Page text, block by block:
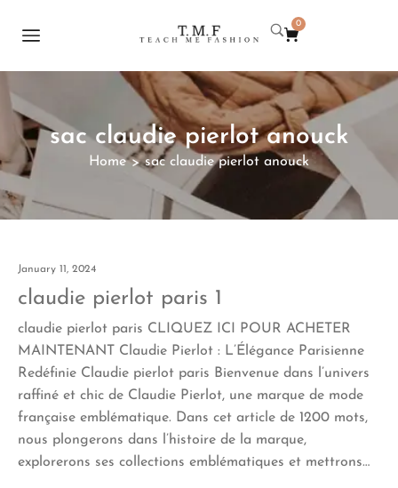
0
sac claudie pierlot anouck
Home > sac claudie pierlot anouck
January 11, 2024
claudie pierlot paris 1
claudie pierlot paris CLIQUEZ ICI POUR ACHETER
MAINTENANT Claudie Pierlot : L’Élégance Parisienne
Redéfinie Claudie pierlot paris Bienvenue dans l’univers
raffiné et chic de Claudie Pierlot, une marque de mode
française emblématique. Dans cet article de 1200 mots,
nous plongerons dans l’histoire de la marque,
explorerons ses collections emblématiques et mettrons…